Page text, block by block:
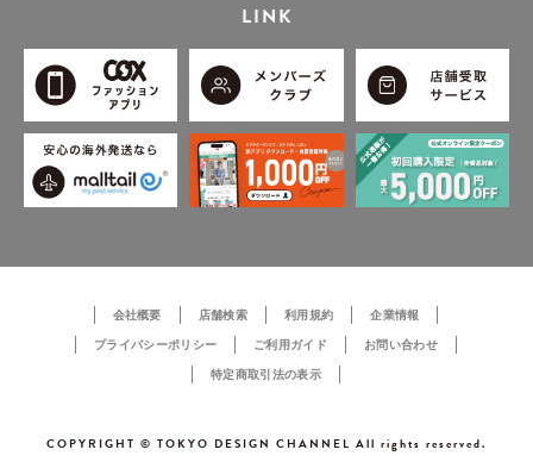
LINK
会社概要 店舗検索 利用規約 企業情報
プライバシーポリシー ご利用ガイド お問い合わせ
特定商取引法の表示
COPYRIGHT © TOKYO DESIGN CHANNEL All rights reserved.